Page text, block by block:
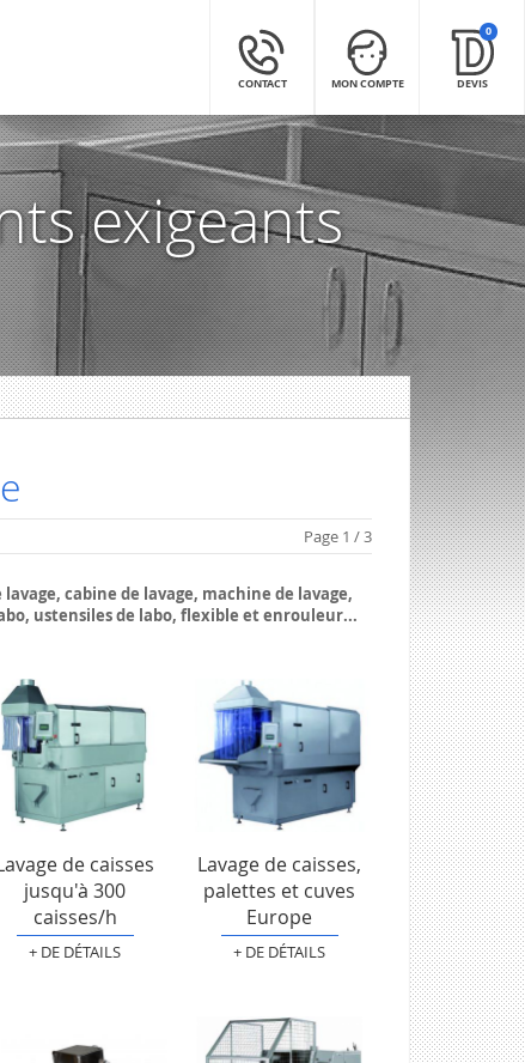
CONTACT MON COMPTE DEVIS
0
exigeants
Page 1 / 3
cabine de lavage, machine de lavage,
ustensiles de labo, flexible et enrouleur...
de caisses
jusqu'à 300
caisses/h
+ DE DÉTAILS
Lavage de caisses,
palettes et cuves
Europe
+ DE DÉTAILS